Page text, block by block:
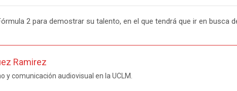
2 para demostrar su talento, en el que tendrá que ir en
Ramirez
y comunicación audiovisual en la UCLM.